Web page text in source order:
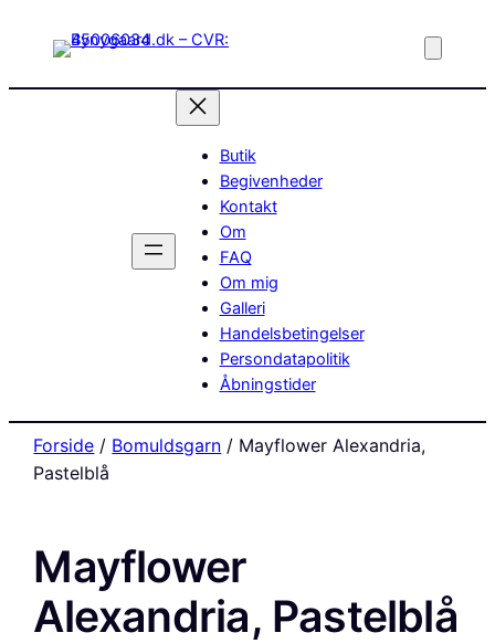
Butik
Begivenheder
Kontakt
Om
FAQ
Om mig
Galleri
Handelsbetingelser
Persondatapolitik
Åbningstider
Forside / Bomuldsgarn / Mayflower Alexandria,
Pastelblå
Mayflower
Alexandria, Pastelblå